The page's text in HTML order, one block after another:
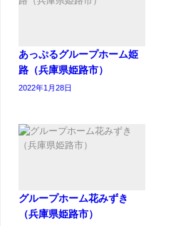
あっぷるグループホーム姫
路（兵庫県姫路市）
2022年1月28日
グループホーム花みずき
（兵庫県姫路市）